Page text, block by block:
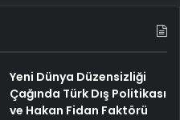
Yeni Dünya Düzensizliği
Çağında Türk Dış Politikası
ve Hakan Fidan Faktörü